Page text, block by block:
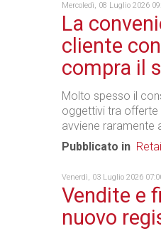
Mercoledì, 08 Luglio 2026
La
cliente
compra il
Molto spesso il
oggettivi tra offerte
avviene raramente
Pubblicato in Retail
Venerdì, 03 Luglio 2026
Vendite e
nuovo